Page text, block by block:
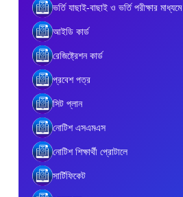
ভর্তি যাছাই-বাছাই ও ভর্তি পরীক্ষার মাধ্যমে
আইডি কার্ড
রেজিষ্ট্রেশন কার্ড
প্রবেশ পত্র
সিট প্লান
নোটিশ এসএমএস
নোটিশ শিক্ষার্থী প্রোটালে
সার্টিফিকেট